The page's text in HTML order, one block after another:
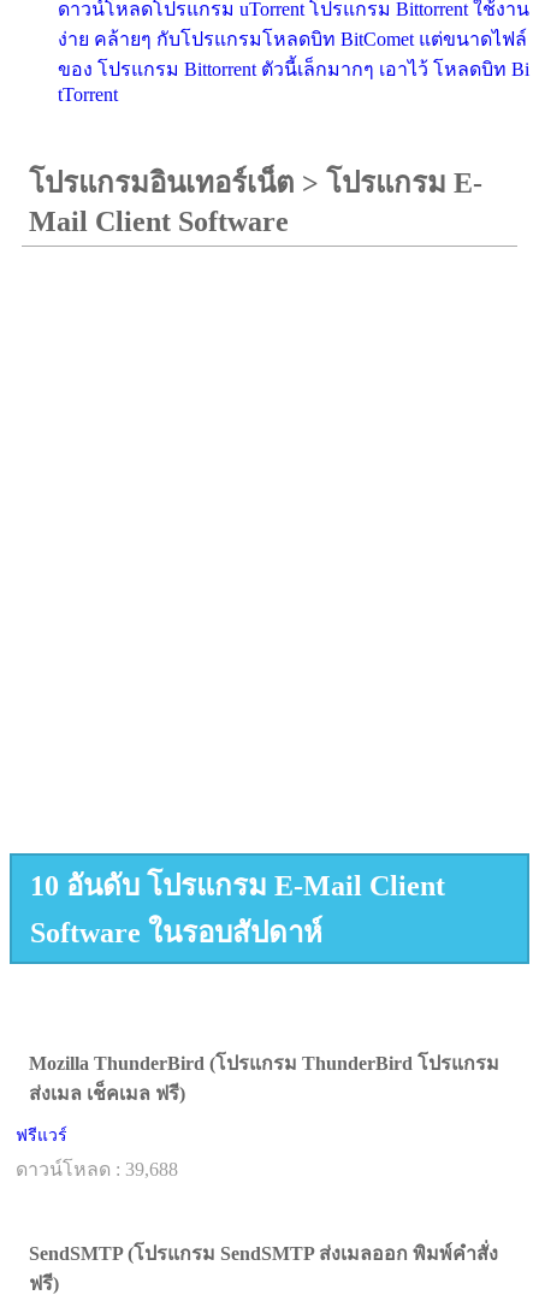
ดาวน์โหลดโปรแกรม uTorrent โปรแกรม Bittorrent ใช้งาน
ง่าย คล้ายๆ กับโปรแกรมโหลดบิท BitComet แต่ขนาดไฟล์
ของ โปรแกรม Bittorrent ตัวนี้เล็กมากๆ เอาไว้ โหลดบิท Bi
tTorrent
โปรแกรมอินเทอร์เน็ต > โปรแกรม E-
Mail Client Software
10 อันดับ โปรแกรม E-Mail Client
Software ในรอบสัปดาห์
Mozilla ThunderBird (โปรแกรม ThunderBird โปรแกรม
ส่งเมล เช็คเมล ฟรี)
ฟรีแวร์
ดาวน์โหลด : 39,688
SendSMTP (โปรแกรม SendSMTP ส่งเมลออก พิมพ์คำสั่ง
ฟรี)